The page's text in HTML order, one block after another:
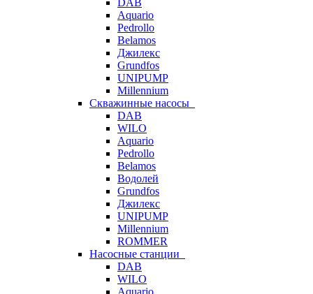
DAB
Aquario
Pedrollo
Belamos
Джилекс
Grundfos
UNIPUMP
Millennium
Скважинные насосы
DAB
WILO
Aquario
Pedrollo
Belamos
Водолей
Grundfos
Джилекс
UNIPUMP
Millennium
ROMMER
Насосные станции
DAB
WILO
Aquario